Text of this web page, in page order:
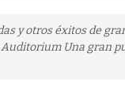
y otros éxitos de
Auditorium Una gran